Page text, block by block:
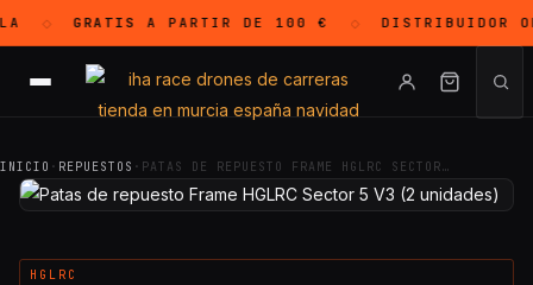
◇ GRATISA PARTIR DE 100 € ◇ DISTRIBUIDOR
INICIO · REPUESTOS · PATAS DE REPUESTO FRAME HGLRC SECTOR…
HGLRC